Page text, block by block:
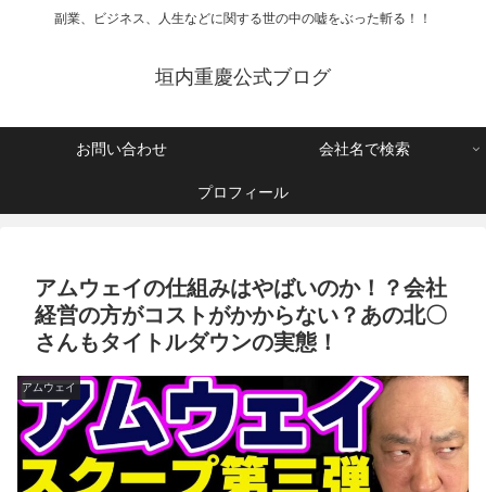
副業、ビジネス、人生などに関する世の中の嘘をぶった斬る！！
垣内重慶公式ブログ
お問い合わせ 会社名で検索
プロフィール
アムウェイの仕組みはやばいのか！？会社
経営の方がコストがかからない？あの北〇
さんもタイトルダウンの実態！
アムウェイ